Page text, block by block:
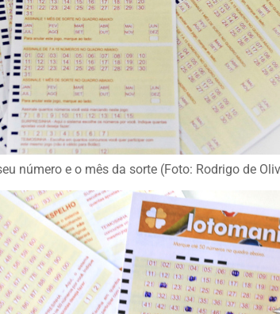
número e o mês da sorte (Foto: Rodrigo de